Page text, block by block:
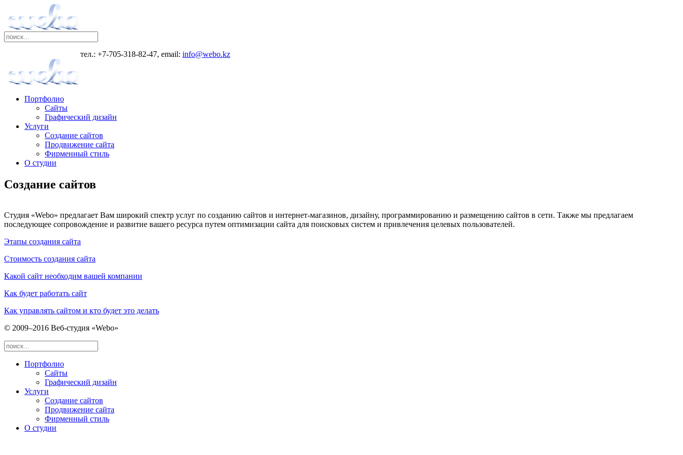
тел.: +7-705-318-82-47, email: info@webo.kz
Портфолио
Сайты
Графический дизайн
Услуги
Создание сайтов
Продвижение сайта
Фирменный стиль
О студии
Создание сайтов
Студия «Webo» предлагает Вам широкий спектр услуг по созданию сайтов и интернет-магазинов, дизайну, программированию и размещению сайтов в сети. Также мы предлагаем
последующее сопровождение и развитие вашего ресурса путем оптимизации сайта для поисковых систем и привлечения целевых пользователей.
Этапы создания сайта
Стоимость создания сайта
Какой сайт необходим вашей компании
Как будет работать сайт
Как управлять сайтом и кто будет это делать
© 2009–2016 Веб-студия «Webo»
Портфолио
Сайты
Графический дизайн
Услуги
Создание сайтов
Продвижение сайта
Фирменный стиль
О студии